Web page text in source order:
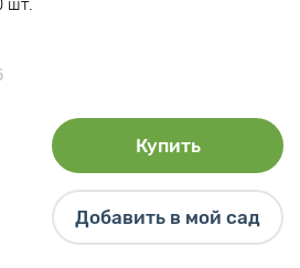
шт.
Купить
Добавить в мой сад